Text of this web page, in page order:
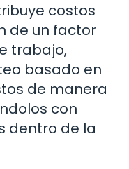
costos
de un factor
trabajo,
basado en
de manera
con
dentro de la